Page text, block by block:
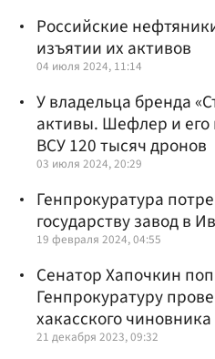
Российские
изъятии их активов
04 июля 2024, 11:14
У владельца бренда
активы. Шефлер и
ВСУ 120 тысяч дронов
03 июля 2024, 20:29
Генпрокуратура
государству завод в
19 февраля 2024, 04:55
Сенатор Хапочкин
Генпрокуратуру
хакасского
21 декабря 2023, 09:32